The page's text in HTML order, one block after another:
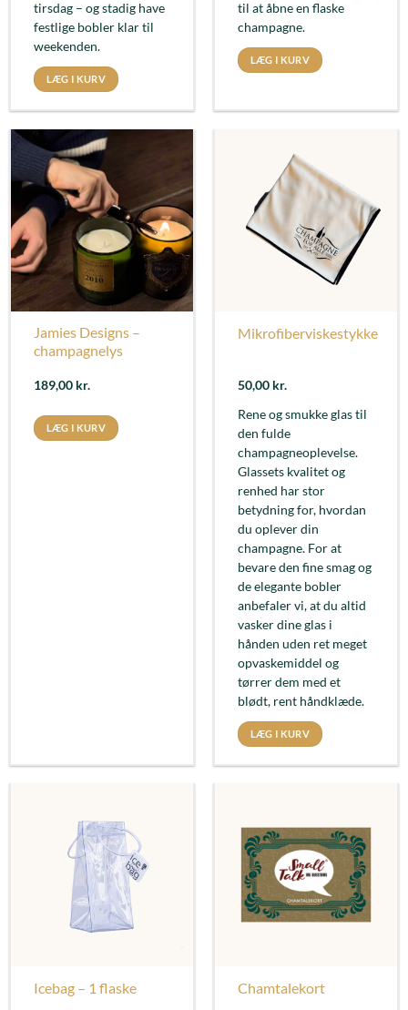
tirsdag – og stadig have
festlige bobler klar til
weekenden.
LÆG I KURV
til at åbne en flaske
champagne.
LÆG I KURV
Jamies Designs –
champagnelys
189,00 kr.
LÆG I KURV
Mikrofiberviskestykke
50,00 kr.
Rene og smukke glas til
den fulde
champagneoplevelse.
Glassets kvalitet og
renhed har stor
betydning for, hvordan
du oplever din
champagne. For at
bevare den fine smag og
de elegante bobler
anbefaler vi, at du altid
vasker dine glas i
hånden uden ret meget
opvaskemiddel og
tørrer dem med et
blødt, rent håndklæde.
LÆG I KURV
Icebag – 1 flaske Chamtalekort